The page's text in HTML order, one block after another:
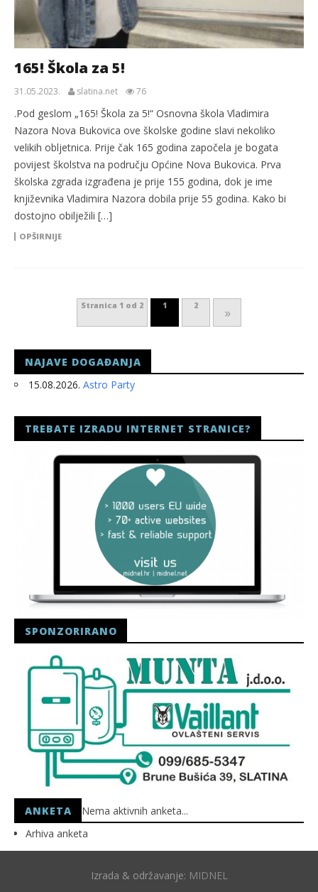
165! Škola za 5!
31.05.2023. slatina.net 76
.Pod geslom „165! Škola za 5!“ Osnovna škola Vladimira
Nazora Nova Bukovica ove školske godine slavi nekoliko
velikih obljetnica. Prije čak 165 godina započela je bogata
povijest školstva na području Općine Nova Bukovica. Prva
školska zgrada izgrađena je prije 155 godina, dok je ime
književnika Vladimira Nazora dobila prije 55 godina. Kako bi
dostojno obilježili […]
OPŠIRNIJE
Stranica 1 od 2 1 2 »
NAJAVE DOGAĐANJA
15.08.2026. Astro Party
TREBATE IZRADU INTERNET STRANICE?
SPONZORIRANO
ANKETA
Nema aktivnih anketa...
Arhiva anketa
Izrada & održavanje: MIDNEL